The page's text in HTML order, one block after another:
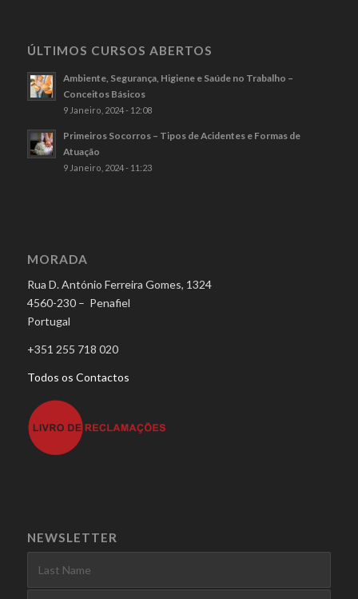
ÚLTIMOS CURSOS ABERTOS
Ambiente, Segurança, Higiene e Saúde no Trabalho –
Conceitos Básicos
9 Janeiro, 2024 - 12:08
Primeiros Socorros – Tipos de Acidentes e Formas de
Atuação
9 Janeiro, 2024 - 11:23
MORADA
Rua D. António Ferreira Gomes, 1324
4560-230 – Penafiel
Portugal
+351 255 718 020
Todos os Contactos
NEWSLETTER